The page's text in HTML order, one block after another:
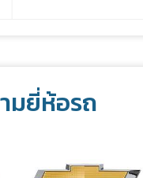
มยี่ห้อรถ